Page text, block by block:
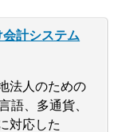
計システム
法人のための
語、多通貨、
対応した